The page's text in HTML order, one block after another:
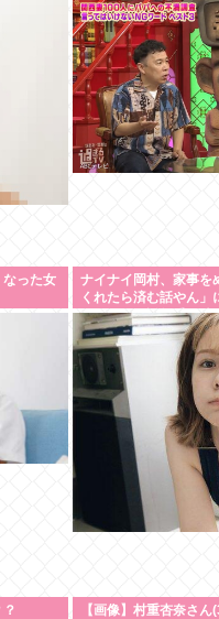
なった女
ナイナイ岡村、家事を
くれたら済む話やん」
クビやで」説教受け黙
【画像】村重杏奈さ